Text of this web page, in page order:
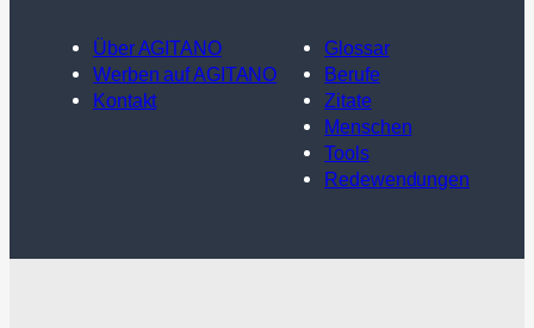
Über AGITANO
Werben auf AGITANO
Kontakt
Glossar
Berufe
Zitate
Menschen
Tools
Redewendungen